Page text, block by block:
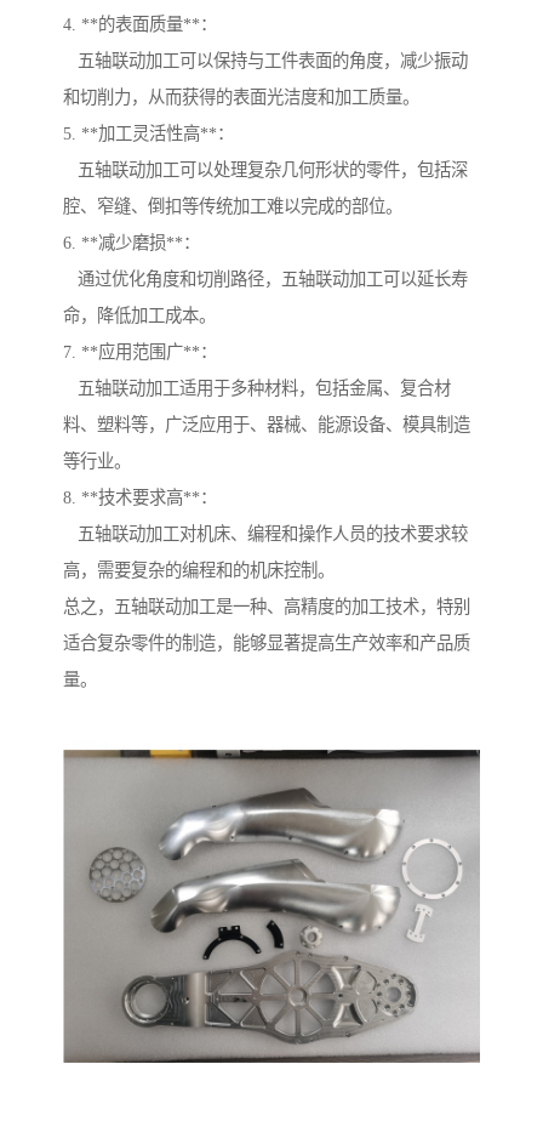
4. **的表面质量**：
五轴联动加工可以保持与工件表面的角度，减少振动
和切削力，从而获得的表面光洁度和加工质量。
5. **加工灵活性高**：
五轴联动加工可以处理复杂几何形状的零件，包括深
腔、窄缝、倒扣等传统加工难以完成的部位。
6. **减少磨损**：
通过优化角度和切削路径，五轴联动加工可以延长寿
命，降低加工成本。
7. **应用范围广**：
五轴联动加工适用于多种材料，包括金属、复合材
料、塑料等，广泛应用于、器械、能源设备、模具制造
等行业。
8. **技术要求高**：
五轴联动加工对机床、编程和操作人员的技术要求较
高，需要复杂的编程和的机床控制。
总之，五轴联动加工是一种、高精度的加工技术，特别
适合复杂零件的制造，能够显著提高生产效率和产品质
量。